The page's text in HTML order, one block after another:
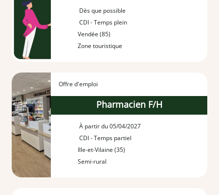
Dès que possible
CDI - Temps plein
Vendée (85)
Zone touristique
Offre d'emploi
Pharmacien F/H
À partir du 05/04/2027
CDI - Temps partiel
Ille-et-Vilaine (35)
Semi-rural